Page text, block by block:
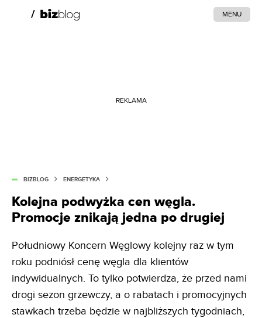
MENU
REKLAMA
BIZBLOG ENERGETYKA
Kolejna podwyżka cen węgla.
Promocje znikają jedna po drugiej
Południowy Koncern Węglowy kolejny raz w tym
roku podniósł cenę węgla dla klientów
indywidualnych. To tylko potwierdza, że przed nami
drogi sezon grzewczy, a o rabatach i promocyjnych
stawkach trzeba będzie w najbliższych tygodniach,